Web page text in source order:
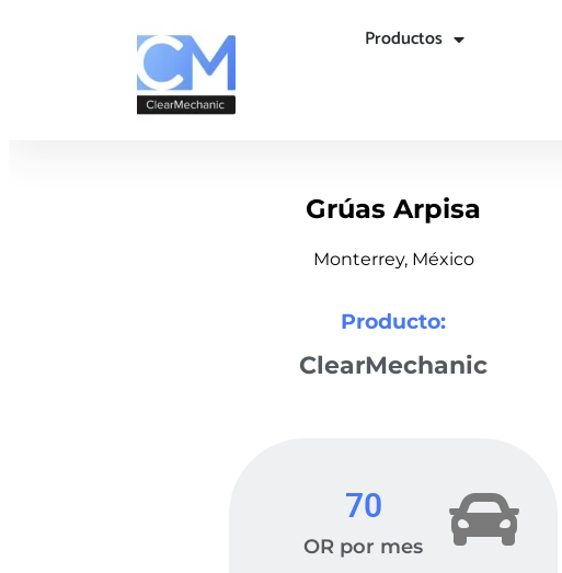
Productos
Grúas Arpisa
Monterrey, México
Producto:
ClearMechanic
OR por mes
70